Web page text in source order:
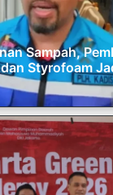
Sampah,
Styrofoam